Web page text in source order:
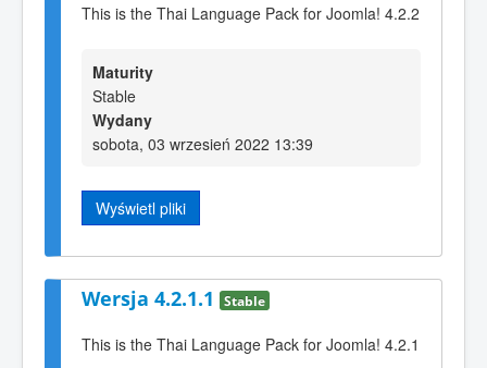
This is the Thai Language Pack for Joomla! 4.2.2
Maturity
Stable
Wydany
sobota, 03 wrzesień 2022 13:39
Wyświetl pliki
Wersja 4.2.1.1 Stable
This is the Thai Language Pack for Joomla! 4.2.1